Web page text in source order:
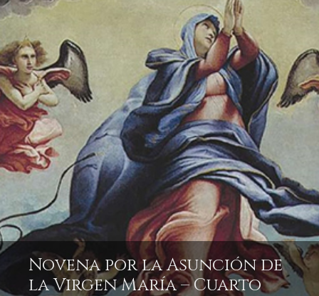
Novena por la Asunción de
la Virgen María – Cuarto